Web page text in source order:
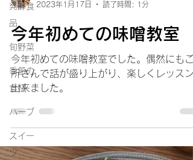
発酵食
品
旬野菜
季節の
食材
ハーブ
スイー
ツ
2023年1月17日
読了時間: 1分
今年初めての味噌教室
今年初めての味噌教室でした。偶然にもご
所さんで話が盛り上がり、楽しくレッスン
出来ました。